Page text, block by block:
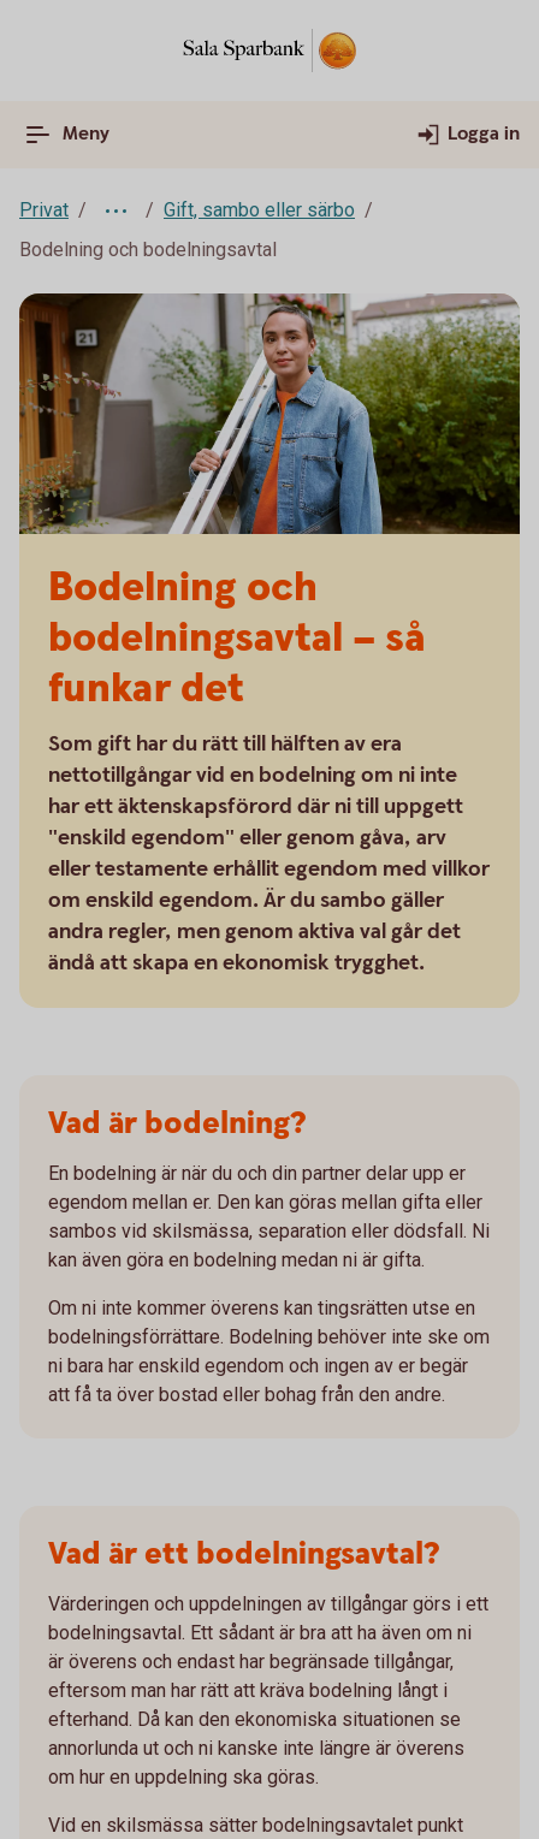
Meny Logga in
Privat
Gift, sambo eller särbo
Bodelning och bodelningsavtal
Bodelning och
bodelningsavtal – så
funkar det
Som gift har du rätt till hälften av era
nettotillgångar vid en bodelning om ni inte
har ett äktenskapsförord där ni till uppgett
"enskild egendom" eller genom gåva, arv
eller testamente erhållit egendom med villkor
om enskild egendom. Är du sambo gäller
andra regler, men genom aktiva val går det
ändå att skapa en ekonomisk trygghet.
Vad är bodelning?
En bodelning är när du och din partner delar upp er
egendom mellan er. Den kan göras mellan gifta eller
sambos vid skilsmässa, separation eller dödsfall. Ni
kan även göra en bodelning medan ni är gifta.
Om ni inte kommer överens kan tingsrätten utse en
bodelningsförrättare. Bodelning behöver inte ske om
ni bara har enskild egendom och ingen av er begär
att få ta över bostad eller bohag från den andre.
Vad är ett bodelningsavtal?
Värderingen och uppdelningen av tillgångar görs i ett
bodelningsavtal. Ett sådant är bra att ha även om ni
är överens och endast har begränsade tillgångar,
eftersom man har rätt att kräva bodelning långt i
efterhand. Då kan den ekonomiska situationen se
annorlunda ut och ni kanske inte längre är överens
om hur en uppdelning ska göras.
Vid en skilsmässa sätter bodelningsavtalet punkt